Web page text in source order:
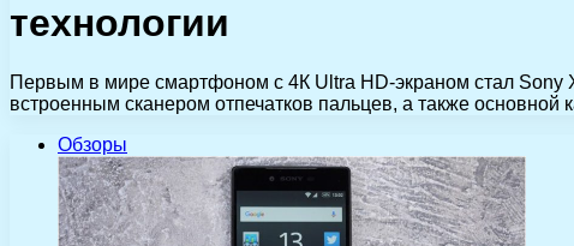
технологии
Первым в мире смартфоном с 4К Ultra HD-экраном стал Sony
встроенным сканером отпечатков пальцев, а также
Обзоры